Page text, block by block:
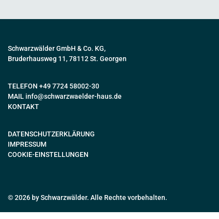
Schwarzwälder GmbH & Co. KG,
Bruderhausweg 11, 78112 St. Georgen
TELEFON +49 7724 58002-30
MAIL info@schwarzwaelder-haus.de
KONTAKT
DATENSCHUTZERKLÄRUNG
IMPRESSUM
COOKIE-EINSTELLUNGEN
© 2026 by Schwarzwälder. Alle Rechte vorbehalten.